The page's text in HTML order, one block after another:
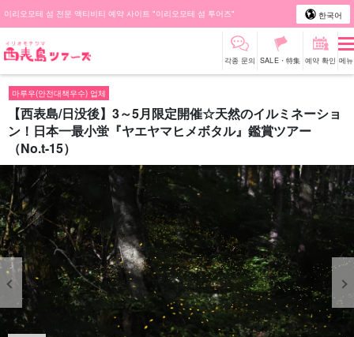
이리오모테 섬 전문 액티비티 예약 사이트 "이리오모테 섬 투어즈" 한국어
각종 문의 SALE・特集 예약 확인 메뉴
마루우(안전대책우수) 업체
【西表島/日没後】3～5月限定開催☆天然のイルミネーショ
ン！日本一最小蛍『ヤエヤマヒメボタル』鑑賞ツアー
（No.t-15）